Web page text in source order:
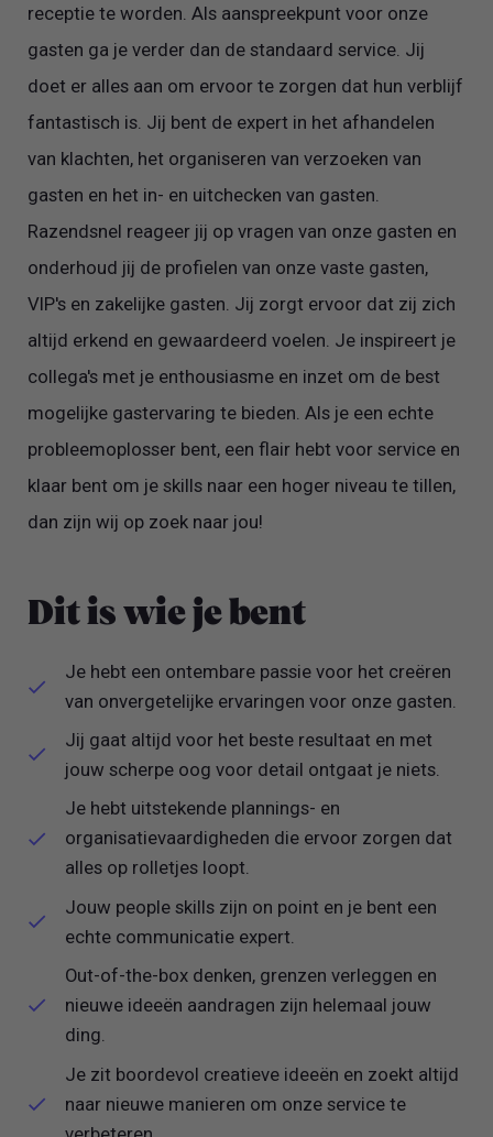
receptie te worden. Als aanspreekpunt voor onze
gasten ga je verder dan de standaard service. Jij
doet er alles aan om ervoor te zorgen dat hun verblijf
fantastisch is. Jij bent de expert in het afhandelen
van klachten, het organiseren van verzoeken van
gasten en het in- en uitchecken van gasten.
Razendsnel reageer jij op vragen van onze gasten en
onderhoud jij de profielen van onze vaste gasten,
VIP's en zakelijke gasten. Jij zorgt ervoor dat zij zich
altijd erkend en gewaardeerd voelen. Je inspireert je
collega's met je enthousiasme en inzet om de best
mogelijke gastervaring te bieden. Als je een echte
probleemoplosser bent, een flair hebt voor service en
klaar bent om je skills naar een hoger niveau te tillen,
dan zijn wij op zoek naar jou!
Dit is wie je bent
Je hebt een ontembare passie voor het creëren
van onvergetelijke ervaringen voor onze gasten.
Jij gaat altijd voor het beste resultaat en met
jouw scherpe oog voor detail ontgaat je niets.
Je hebt uitstekende plannings- en
organisatievaardigheden die ervoor zorgen dat
alles op rolletjes loopt.
Jouw people skills zijn on point en je bent een
echte communicatie expert.
Out-of-the-box denken, grenzen verleggen en
nieuwe ideeën aandragen zijn helemaal jouw
ding.
Je zit boordevol creatieve ideeën en zoekt altijd
naar nieuwe manieren om onze service te